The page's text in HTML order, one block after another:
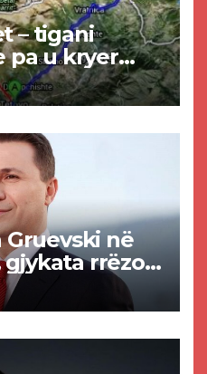
– tigani
pa u kryer
komuna e
për
në
gjykata rrëzon
e
së